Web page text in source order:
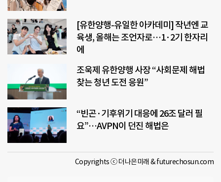
[유한양행-유일한 아카데미] 작년엔 교
육생, 올해는 조언자로…1·2기 한자리
에
조욱제 유한양행 사장 “사회문제 해법
찾는 청년 도전 응원”
“빈곤·기후위기 대응에 26조 달러 필
요”…AVPN이 던진 해법은
Copyrights ⓒ 더나은미래 & futurechosun.com